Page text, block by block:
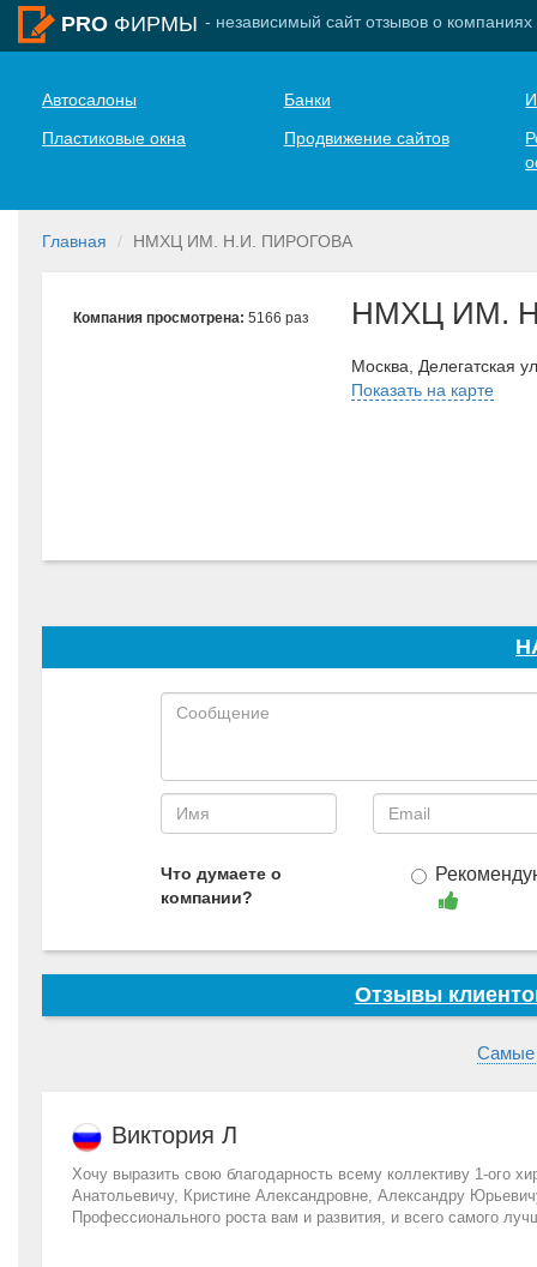
PRO ФИРМЫ - независимый сайт отзывов о компаниях
Автосалоны Банки
Пластиковые окна
Продвижение сайтов
Главная НМХЦ ИМ. Н.И. ПИРОГОВА
Компания просмотрена: 5166 раз НМХЦ ИМ.
Москва, Делегатская
Показать на карте
Что думаете о
компании?
Отзывы
Самые
Виктория Л
Хочу выразить свою благодарность всему коллективу 1-ого
Анатольевичу, Кристине Александровне, Александру
Профессионального роста вам и развития, и всего самого